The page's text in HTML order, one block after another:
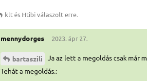
kltés Htibiválaszolt erre.
mennydorges 2023. ápr 27.
bartaszili
Ja az lett a megoldás csak már
Tehát a megoldás.: